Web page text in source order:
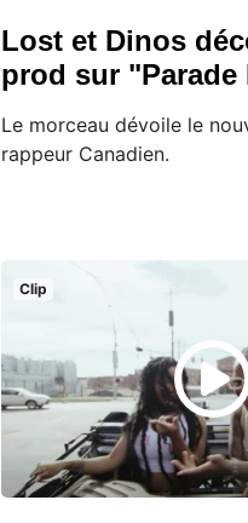
Lost et Dinos
prod sur "Parade
Le morceau dévoile le
rappeur Canadien.
Clip